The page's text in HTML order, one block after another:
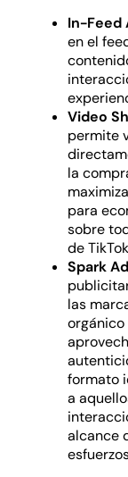
In-Feed
en el
Video
permite
la
para
sobre
de
Spark
las
formato
a
alcance